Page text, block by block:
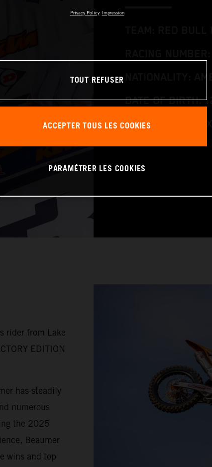
TEAM: RED
DATE OF BIRTH:
BIKE: KTM 250
rider from Lake
EDITION
has steadily
numerous
the 2025
Beaumer
wins and top
Privacy Policy Impression
TOUT REFUSER
ACCEPTER TOUS LES COOKIES
PARAMÉTRER LES COOKIES